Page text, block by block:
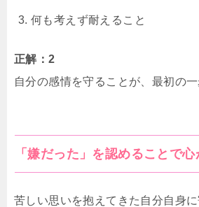
何も考えず耐えること
正解：2
自分の感情を守ることが、最初の一
「嫌だった」を認めることで
苦しい思いを抱えてきた自分自身